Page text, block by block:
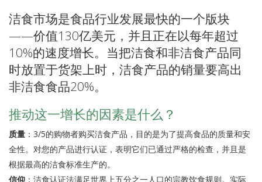
洁食市场是食品行业发展最快的一个版块
——价值130亿美元，并且正在以每年超过
10%的速度增长。当把洁食和非洁食产品同
时放置于货架上时，洁食产品的销量要高出
非洁食食品20%。
推动这一增长的因素是什么？
质量 ：3/5的购物者购买洁食产品，目的是为了提高食品的质量和安
全性。对您的产品进行认证，表明它们已通过严格的检查，并且是
根据最高的洁食标准生产的。
信仰 ：洁食认证法满足世界上五分之一人口的宗教饮食规则。实际